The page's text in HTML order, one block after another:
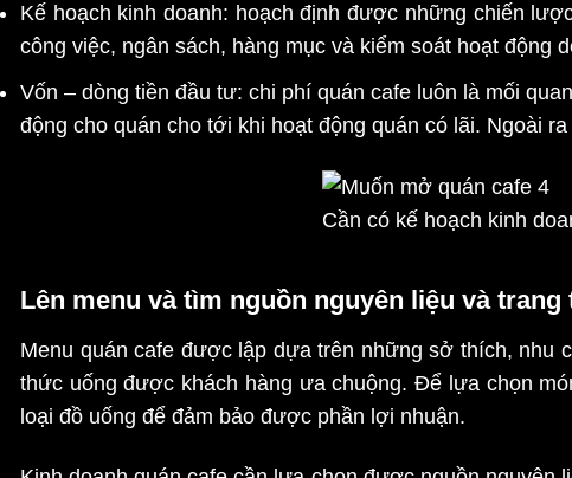
Kế hoạch kinh doanh: hoạch định được những chiến
công việc, ngân sách, hàng mục và kiểm soát hoạt động
Vốn – dòng tiền đầu tư: chi phí quán cafe luôn là mối
động cho quán cho tới khi hoạt động quán có lãi. Ngoài
Cần có kế hoạch kinh
Lên menu và tìm nguồn nguyên liệu và
Menu quán cafe được lập dựa trên những sở thích, nhu
thức uống được khách hàng ưa chuộng. Để lựa chọn
loại đồ uống để đảm bảo được phần lợi nhuận.